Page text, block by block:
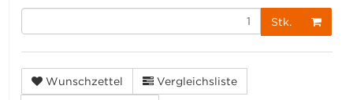
Stk.
Wunschzettel Vergleichsliste